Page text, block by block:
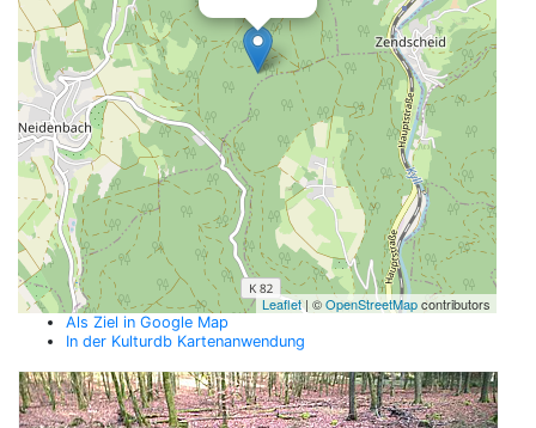
Leaflet| ©OpenStreetMapcontributors
Als Ziel in Google Map
In der Kulturdb Kartenanwendung